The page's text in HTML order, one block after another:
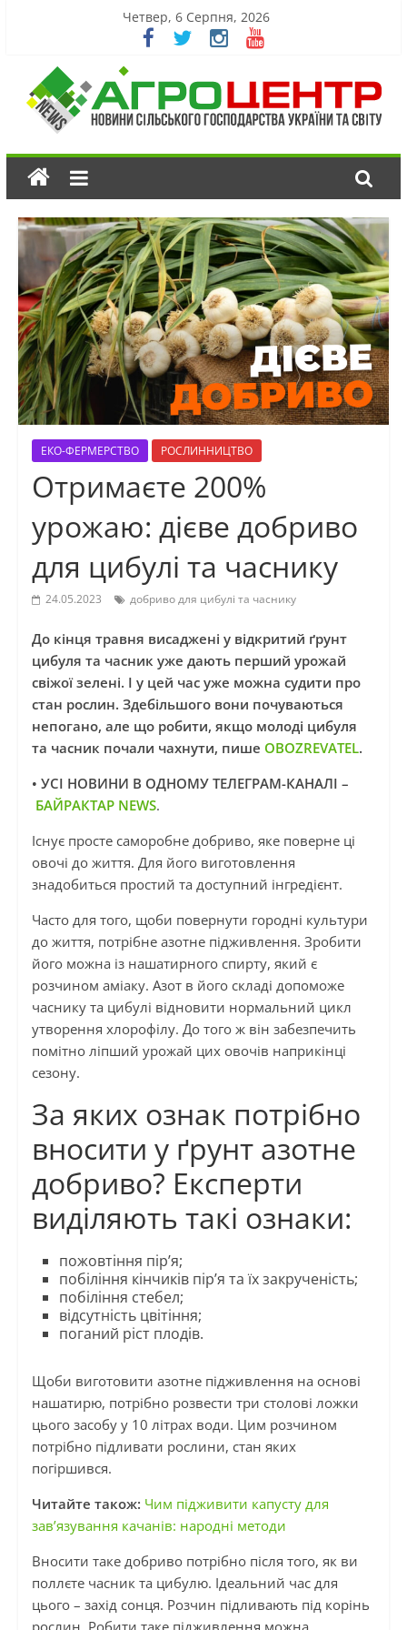
Четвер, 6 Серпня, 2026
ЕКО-ФЕРМЕРСТВО РОСЛИННИЦТВО
Отримаєте 200%
урожаю: дієве добриво
для цибулі та часнику
24.05.2023 добриво для цибулі та часнику
До кінця травня висаджені у відкритий ґрунт
цибуля та часник уже дають перший урожай
свіжої зелені. І у цей час уже можна судити про
стан рослин. Здебільшого вони почуваються
непогано, але що робити, якщо молоді цибуля
та часник почали чахнути, пише OBOZREVATEL.
• УСІ НОВИНИ В ОДНОМУ ТЕЛЕГРАМ-КАНАЛІ –
БАЙРАКТАР NEWS.
Існує просте саморобне добриво, яке поверне ці
овочі до життя. Для його виготовлення
знадобиться простий та доступний інгредієнт.
Часто для того, щоби повернути городні культури
до життя, потрібне азотне підживлення. Зробити
його можна із нашатирного спирту, який є
розчином аміаку. Азот в його складі допоможе
часнику та цибулі відновити нормальний цикл
утворення хлорофілу. До того ж він забезпечить
помітно ліпший урожай цих овочів наприкінці
сезону.
За яких ознак потрібно
вносити у ґрунт азотне
добриво? Експерти
виділяють такі ознаки:
пожовтіння пір’я;
побіління кінчиків пір’я та їх закрученість;
побіління стебел;
відсутність цвітіння;
поганий ріст плодів.
Щоби виготовити азотне підживлення на основі
нашатирю, потрібно розвести три столові ложки
цього засобу у 10 літрах води. Цим розчином
потрібно підливати рослини, стан яких
погіршився.
Читайте також: Чим підживити капусту для
зав’язування качанів: народні методи
Вносити таке добриво потрібно після того, як ви
поллєте часник та цибулю. Ідеальний час для
цього – захід сонця. Розчин підливають під корінь
рослин. Робити таке підживлення можна